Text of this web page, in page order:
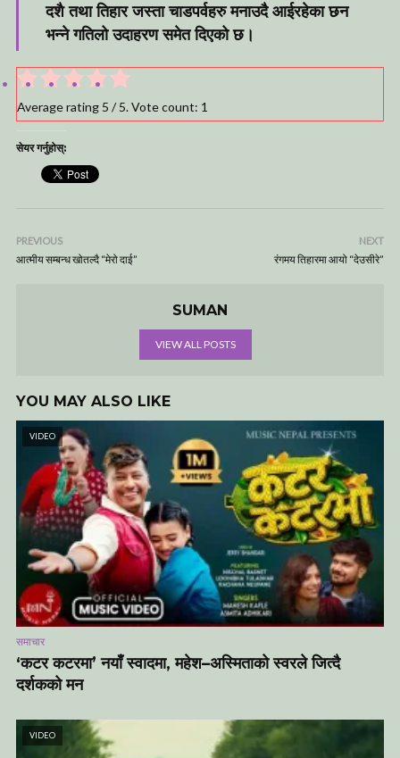
दशै तथा तिहार जस्ता चाडपर्वहरु मनाउदै आईरहेका छन
भन्ने गतिलो उदाहरण समेत दिएको छ।
Average rating 5 / 5. Vote count: 1
सेयर गर्नुहोस्:
PREVIOUS
आत्मीय सम्बन्ध खोतल्दै “मेरो दाई”
NEXT
रंगमय तिहारमा आयो “देउसीरे”
SUMAN
VIEW ALL POSTS
YOU MAY ALSO LIKE
VIDEO
समाचार
‘कटर कटरमा’ नयाँ स्वादमा, महेश–अस्मिताको स्वरले जित्दै
दर्शकको मन
VIDEO